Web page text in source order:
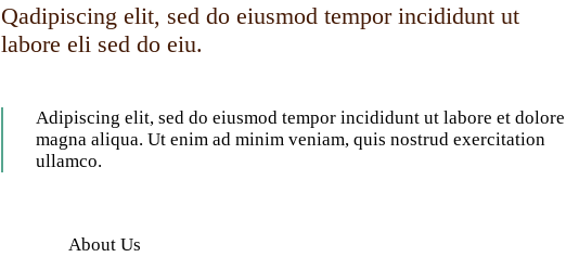
Qadipiscing elit, sed do eiusmod tempor incididunt ut
labore eli sed do eiu.
Adipiscing elit, sed do eiusmod tempor incididunt ut labore et dolore
magna aliqua. Ut enim ad minim veniam, quis nostrud exercitation
ullamco.
About Us